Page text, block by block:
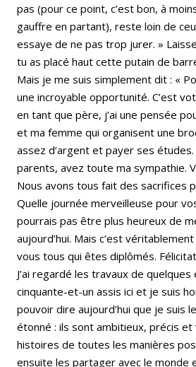
pas (pour ce point, c’est bon, à
gauffre en partant), reste loin de
essaye de ne pas trop jurer. »
tu as placé haut cette putain de
Mais je me suis simplement dit : «
une incroyable opportunité. C’est
en tant que père, j’ai une pensée
et ma femme qui organisent une
assez d’argent et payer ses
parents, avez toute ma sympathie.
Nous avons tous fait des sacrifices
Quelle journée merveilleuse pour
pourrais pas être plus heureux de
aujourd’hui. Mais c’est
vous tous qui êtes diplômés.
J’ai regardé les travaux de
cinquante-et-un assis ici et je suis
pouvoir dire aujourd’hui que je suis
étonné : ils sont ambitieux, précis
histoires de toutes les manières
ensuite les partager avec le monde